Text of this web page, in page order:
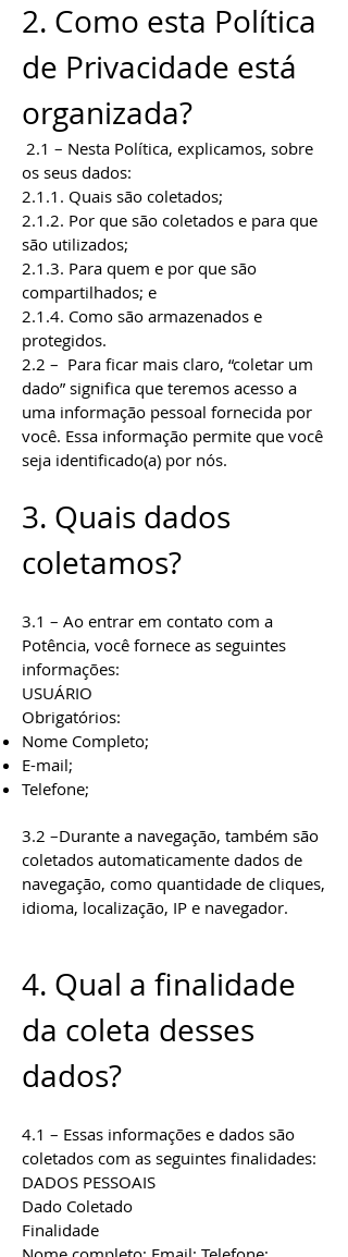
2. Como esta Política
de Privacidade está
organizada?
2.1 – Nesta Política, explicamos, sobre
os seus dados:
2.1.1. Quais são coletados;
2.1.2. Por que são coletados e para que
são utilizados;
2.1.3. Para quem e por que são
compartilhados; e
2.1.4. Como são armazenados e
protegidos.
2.2 – Para ficar mais claro, “coletar um
dado” significa que teremos acesso a
uma informação pessoal fornecida por
você. Essa informação permite que você
seja identificado(a) por nós.
3. Quais dados
coletamos?
3.1 – Ao entrar em contato com a
Potência, você fornece as seguintes
informações:
USUÁRIO
Obrigatórios:
Nome Completo;
E-mail;
Telefone;
3.2 –Durante a navegação, também são
coletados automaticamente dados de
navegação, como quantidade de cliques,
idioma, localização, IP e navegador.
4. Qual a finalidade
da coleta desses
dados?
4.1 – Essas informações e dados são
coletados com as seguintes finalidades:
DADOS PESSOAIS
Dado Coletado
Finalidade